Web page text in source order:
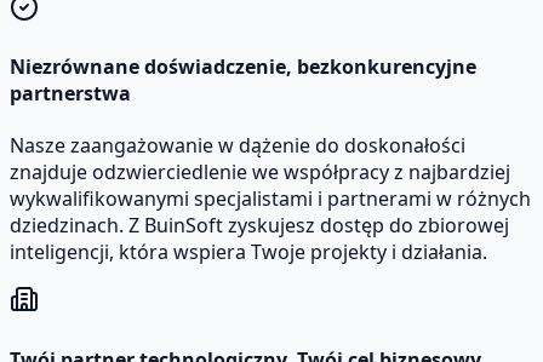
Niezrównane doświadczenie, bezkonkurencyjne
partnerstwa
Nasze zaangażowanie w dążenie do doskonałości
znajduje odzwierciedlenie we współpracy z najbardziej
wykwalifikowanymi specjalistami i partnerami w różnych
dziedzinach. Z BuinSoft zyskujesz dostęp do zbiorowej
inteligencji, która wspiera Twoje projekty i działania.